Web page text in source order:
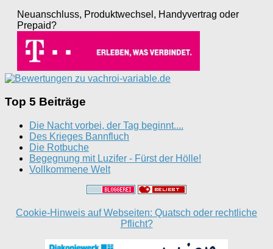
Neuanschluss, Produktwechsel, Handyvertrag oder
Prepaid?
Top 5 Beiträge
Die Nacht vorbei, der Tag beginnt....
Des Krieges Bannfluch
Die Rotbuche
Begegnung mit Luzifer - Fürst der Hölle!
Vollkommene Welt
Cookie-Hinweis auf Webseiten: Quatsch oder rechtliche
Pflicht?